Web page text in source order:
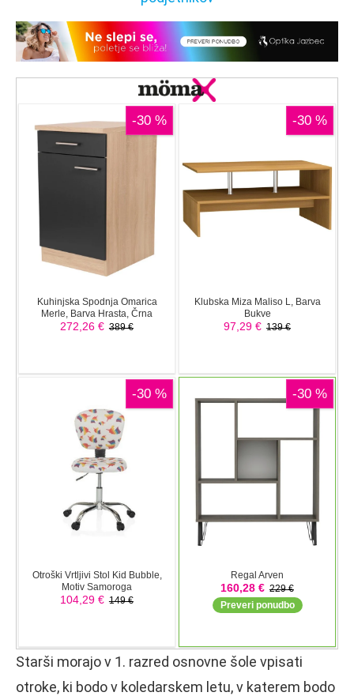
Starši morajo v 1. razred osnovne šole vpisati
otroke, ki bodo v koledarskem letu, v katerem bodo